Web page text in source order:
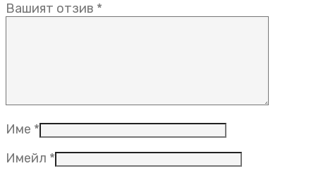
Вашият отзив *
Име *
Имейл *